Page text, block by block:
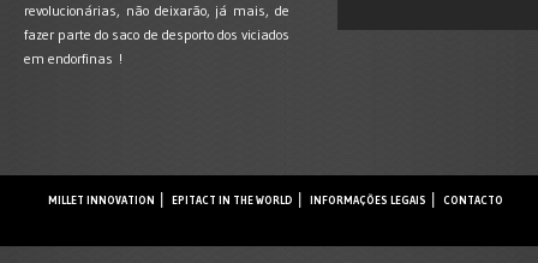
revolucionárias, não deixarão, já mais, de
fazer parte do saco de desporto dos viciados
em endorfinas !
MILLET INNOVATION EPITACT IN THE WORLD INFORMAÇÕES LEGAIS CONTACTO